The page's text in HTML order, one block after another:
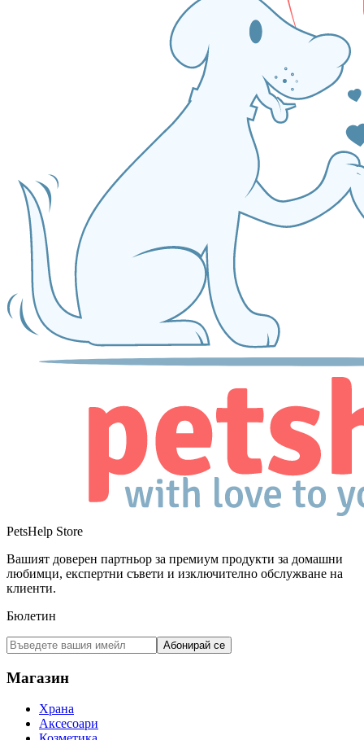
PetsHelp Store
Вашият доверен партньор за премиум продукти за домашни
любимци, експертни съвети и изключително обслужване на
клиенти.
Бюлетин
Абонирай се
Магазин
Храна
Аксесоари